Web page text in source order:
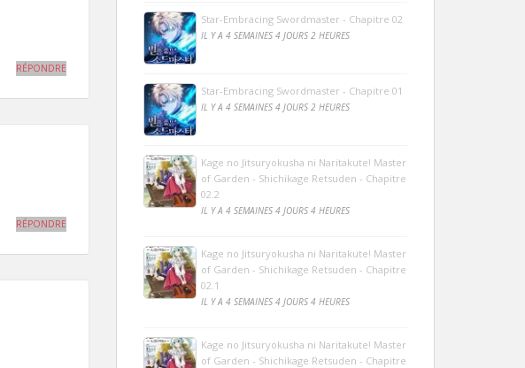
RÉPONDRE
RÉPONDRE
Star-Embracing Swordmaster - Chapitre 02
IL Y A 4 SEMAINES 4 JOURS 2 HEURES
Star-Embracing Swordmaster - Chapitre 01
IL Y A 4 SEMAINES 4 JOURS 2 HEURES
Kage no Jitsuryokusha ni Naritakute! Master
of Garden - Shichikage Retsuden - Chapitre
02.2
IL Y A 4 SEMAINES 4 JOURS 4 HEURES
Kage no Jitsuryokusha ni Naritakute! Master
of Garden - Shichikage Retsuden - Chapitre
02.1
IL Y A 4 SEMAINES 4 JOURS 4 HEURES
Kage no Jitsuryokusha ni Naritakute! Master
of Garden - Shichikage Retsuden - Chapitre